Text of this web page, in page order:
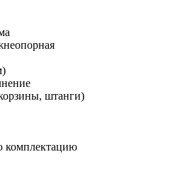
штанги)
комплектацию